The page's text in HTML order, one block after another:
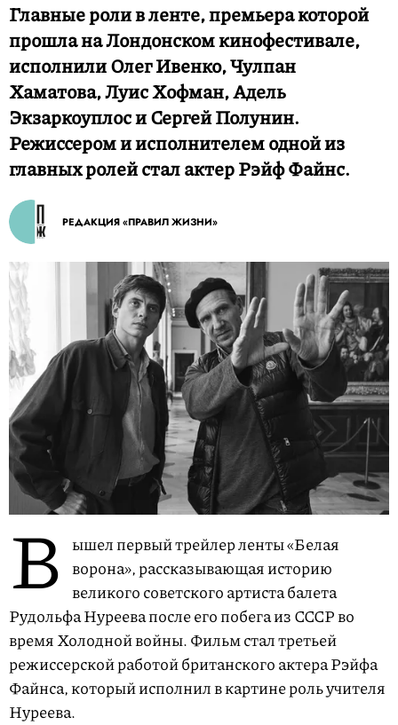
Главные роли в ленте, премьера которой
прошла на Лондонском кинофестивале,
исполнили Олег Ивенко, Чулпан
Хаматова, Луис Хофман, Адель
Экзаркоуплос и Сергей Полунин.
Режиссером и исполнителем одной из
главных ролей стал актер Рэйф Файнс.
РЕДАКЦИЯ «ПРАВИЛ ЖИЗНИ»
В ышел первый трейлер ленты «Белая
ворона», рассказывающая историю
великого советского артиста балета
Рудольфа Нуреева после его побега из СССР во
время Холодной войны. Фильм стал третьей
режиссерской работой британского актера Рэйфа
Файнса, который исполнил в картине роль учителя
Нуреева.